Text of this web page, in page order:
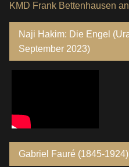
KMD Frank Bettenhausen
Naji Hakim: Die Engel
September 2023)
Gabriel Fauré (1845-